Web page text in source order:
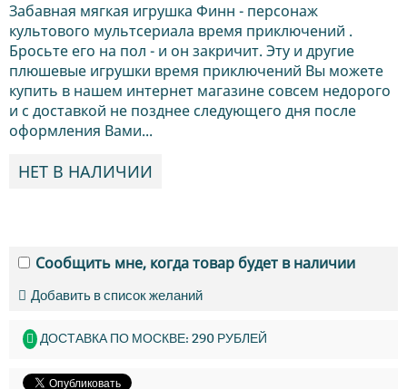
Забавная мягкая игрушка Финн - персонаж
культового мультсериала время приключений .
Бросьте его на пол - и он закричит. Эту и другие
плюшевые игрушки время приключений Вы можете
купить в нашем интернет магазине совсем недорого
и с доставкой не позднее следующего дня после
оформления Вами...
НЕТ В НАЛИЧИИ
Сообщить мне, когда товар будет в наличии
Добавить в список желаний
ДОСТАВКА ПО МОСКВЕ: 290 РУБЛЕЙ